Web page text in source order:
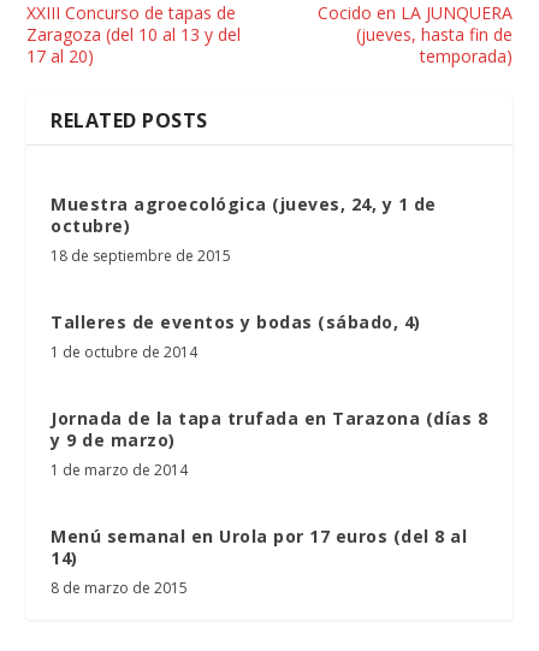
XXIII Concurso de tapas de
Zaragoza (del 10 al 13 y del
17 al 20)
Cocido en LA JUNQUERA
(jueves, hasta fin de
temporada)
RELATED POSTS
Muestra agroecológica (jueves, 24, y 1 de
octubre)
18 de septiembre de 2015
Talleres de eventos y bodas (sábado, 4)
1 de octubre de 2014
Jornada de la tapa trufada en Tarazona (días 8
y 9 de marzo)
1 de marzo de 2014
Menú semanal en Urola por 17 euros (del 8 al
14)
8 de marzo de 2015